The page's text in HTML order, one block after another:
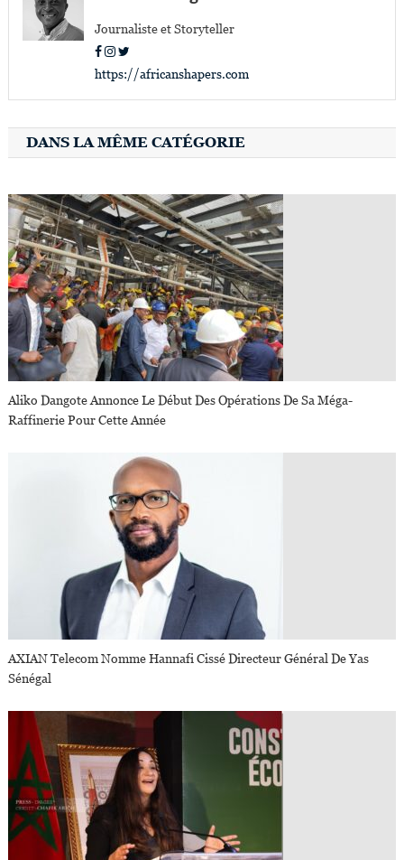
Journaliste et Storyteller
https://africanshapers.com
DANS LA MÊME CATÉGORIE
Aliko Dangote Annonce Le Début Des Opérations De Sa Méga-
Raffinerie Pour Cette Année
AXIAN Telecom Nomme Hannafi Cissé Directeur Général De Yas
Sénégal